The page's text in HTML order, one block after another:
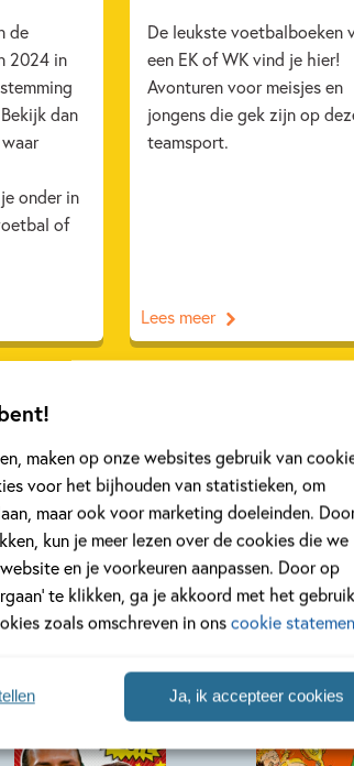
maken op onze websites gebruik van
voor het bijhouden van statistieken, om
maar ook voor marketing doeleinden.
kun je meer lezen over de cookies die we
en je voorkeuren aanpassen. Door op
te klikken, ga je akkoord met het
zoals omschreven in onscookie
Ja, ik accepteer cookies
de
2024 in
dan
onder in
of
De leukste voetbalboeken
een EK of WK vind je hier!
Avonturen voor meisjes en
jongens die gek zijn op
teamsport.
Lees meer
Bekijk alle artikelen